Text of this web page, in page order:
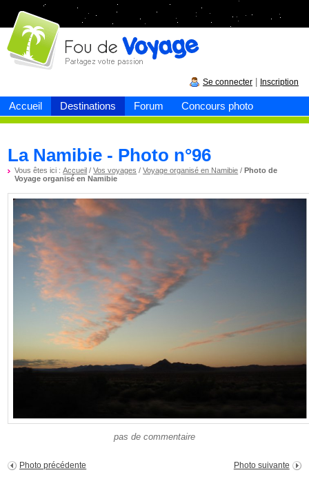
Accueil Destinations Forum Concours photo
Fou devoyage
Se connecter Inscription
La Namibie - Photo n°96
Vous êtes ici :Accueil /Vos voyages /Voyage organisé en Namibie /Photo de
Voyage organisé en Namibie
pas de commentaire
Photo précédente Photo suivante